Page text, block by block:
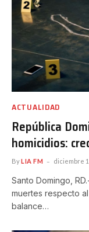
ACTUALIDAD
República
homicidios:
ByLIA FM diciembre
Santo Domingo,
muertes respecto
balance…